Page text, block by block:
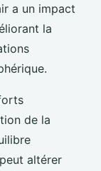
a un impact
la
de la
altérer